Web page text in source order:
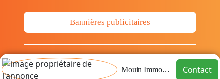
Mouin Immobilier Contact
Bannières publicitaires
© Copyright 2014-2026 Cava.tn Limited Tous
les droits sont réservés.